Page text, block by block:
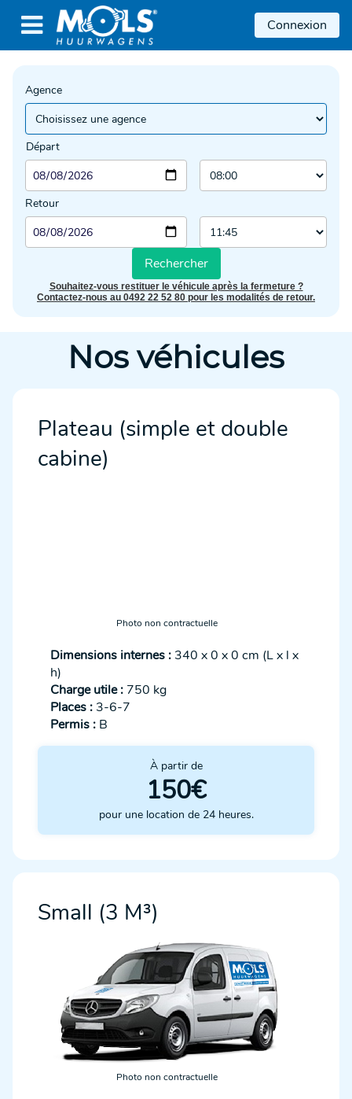
 Connexion
Agence
Départ
Retour
Rechercher
Souhaitez-vous restituer le véhicule après la fermeture ?
Contactez-nous au 0492 22 52 80 pour les modalités de retour.
Nos véhicules
Plateau (simple et double
cabine)
Photo non contractuelle
Dimensions internes : 340 x 0 x 0 cm (L x l x
h)
Charge utile : 750 kg
Places : 3-6-7
Permis : B
À partir de
150€
pour une location de 24 heures.
Small (3 M³)
Photo non contractuelle